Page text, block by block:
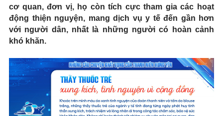
cơ quan, đơn vị, họ còn tích cực tham gia các hoạt
động thiện nguyện, mang dịch vụ y tế đến gần hơn
với người dân, nhất là những người có hoàn cảnh
khó khăn.